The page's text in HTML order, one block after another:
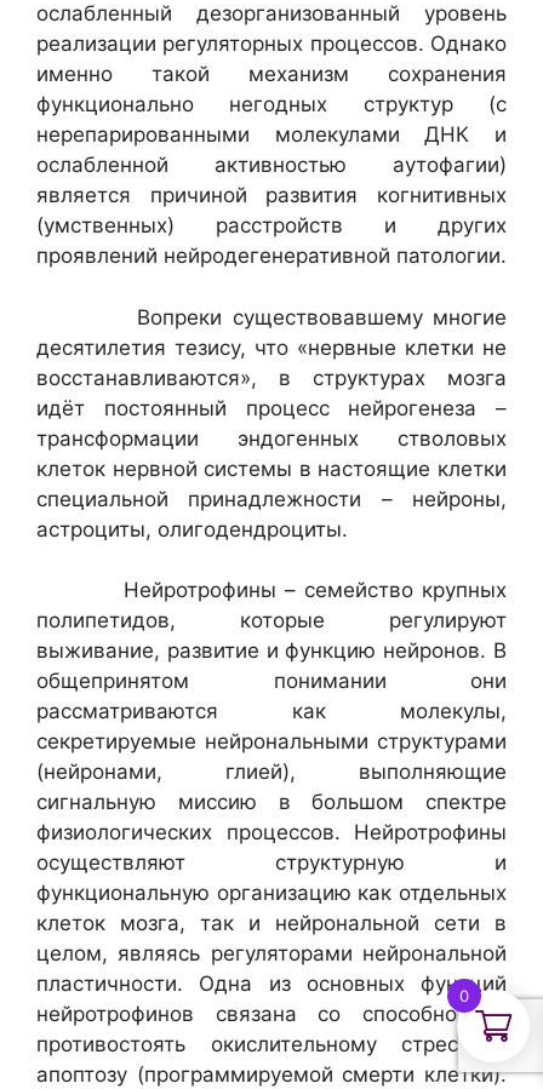
ослабленный дезорганизованный уровень
реализации регуляторных процессов. Однако
именно такой механизм сохранения
функционально негодных структур (с
нерепарированными молекулами ДНК и
ослабленной активностью аутофагии)
является причиной развития когнитивных
(умственных) расстройств и других
проявлений нейродегенеративной патологии.
Вопреки существовавшему многие
десятилетия тезису, что «нервные клетки не
восстанавливаются», в структурах мозга
идёт постоянный процесс нейрогенеза –
трансформации эндогенных стволовых
клеток нервной системы в настоящие клетки
специальной принадлежности – нейроны,
астроциты, олигодендроциты.
Нейротрофины – семейство крупных
полипетидов, которые регулируют
выживание, развитие и функцию нейронов. В
общепринятом понимании они
рассматриваются как молекулы,
секретируемые нейрональными структурами
(нейронами, глией), выполняющие
сигнальную миссию в большом спектре
физиологических процессов. Нейротрофины
осуществляют структурную и
функциональную организацию как отдельных
клеток мозга, так и нейрональной сети в
целом, являясь регуляторами нейрональной
пластичности. Одна из основных функций
нейротрофинов связана со способностью
противостоять окислительному стресс и
апоптозу (программируемой смерти клетки).
0